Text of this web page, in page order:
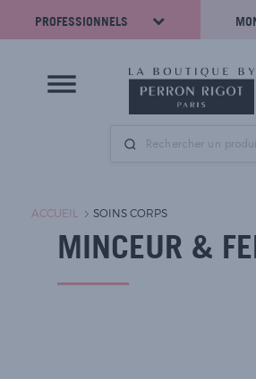
PROFESSIONNELS
ACCUEIL SOINS CORPS
MINCEUR &